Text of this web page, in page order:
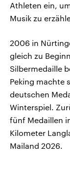
Athleten ein,
Musik zu
2006 in
gleich zu
Silbermedaille
Peking machte
deutschen
Winterspiel.
fünf Medaillen
Kilometer
Mailand 2026.